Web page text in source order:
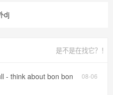
dj
是不是在找它？！
08-06
- think about bon bon